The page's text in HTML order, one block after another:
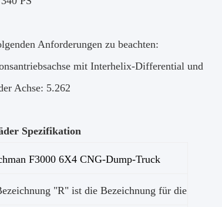
Anforderungen zu beachten:
mit Interhelix-Differential und
Achse: 5.262
Spezifikation
F3000 6X4 CNG-Dump-Truck
"R" ist die Bezeichnung für die